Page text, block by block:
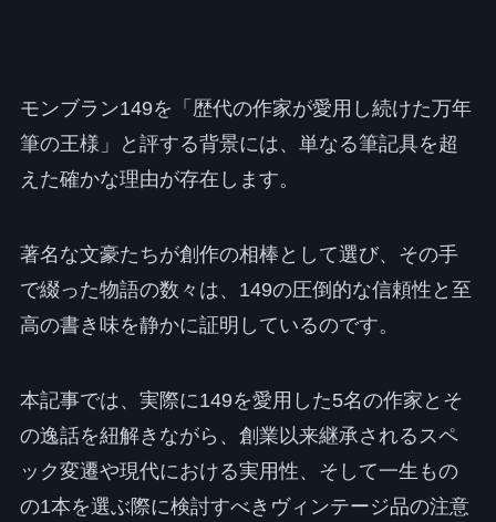
モンブラン149を「歴代の作家が愛用し続けた万年
筆の王様」と評する背景には、単なる筆記具を超
えた確かな理由が存在します。
著名な文豪たちが創作の相棒として選び、その手
で綴った物語の数々は、149の圧倒的な信頼性と至
高の書き味を静かに証明しているのです。
本記事では、実際に149を愛用した5名の作家とそ
の逸話を紐解きながら、創業以来継承されるスペ
ック変遷や現代における実用性、そして一生もの
の1本を選ぶ際に検討すべきヴィンテージ品の注意